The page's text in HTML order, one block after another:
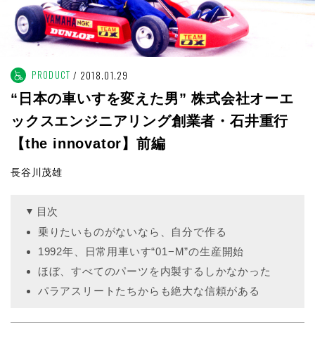
PRODUCT 2018.01.29
“日本の車いすを変えた男” 株式会社オーエ
ックスエンジニアリング創業者・石井重行
【the innovator】前編
長谷川茂雄
目次
乗りたいものがないなら、自分で作る
1992年、日常用車いす“01−M”の生産開始
ほぼ、すべてのパーツを内製するしかなかった
パラアスリートたちからも絶大な信頼がある